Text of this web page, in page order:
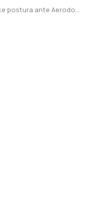
de Cumplimiento Contractual y Defensa de la Institucionalidad